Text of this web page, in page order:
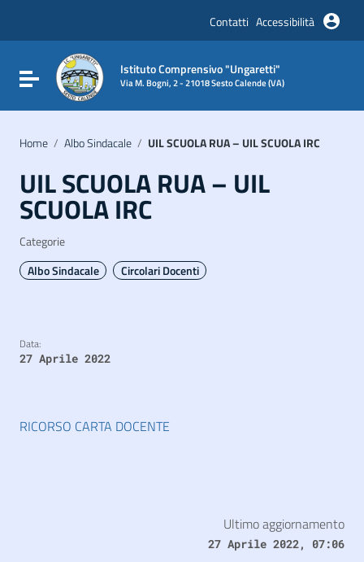
Vai al footer
Contatti Accessibilità
Attiva / disattiva la navigazione
Istituto Comprensivo "Ungaretti"
Via M. Bogni, 2 - 21018 Sesto Calende (VA)
Home / Albo Sindacale / UIL SCUOLA RUA – UIL SCUOLA IRC
UIL SCUOLA RUA – UIL
SCUOLA IRC
Categorie
Albo Sindacale
Circolari Docenti
Data:
27 Aprile 2022
RICORSO CARTA DOCENTE
Ultimo aggiornamento
27 Aprile 2022, 07:06